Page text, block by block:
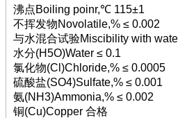
铌
脲
镍
宁
铍
嘌呤
其它
铅
沸点Boiling poinr,℃ 115±1
不挥发物Novolatile,% ≤ 0.002
与水混合试验Miscibility with
水分(H5O)Water ≤ 0.1
氯化物(Cl)Chloride,% ≤ 0.0005
硫酸盐(SO4)Sulfate,% ≤ 0.001
氨(NH3)Ammonia,% ≤ 0.002
铜(Cu)Copper 合格